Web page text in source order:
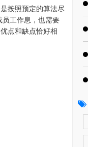
按照预定的算法尽
员工作息，也需要
点和缺点恰好相